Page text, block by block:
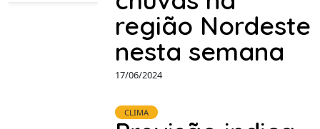
região Nordeste
nesta semana
17/06/2024
CLIMA